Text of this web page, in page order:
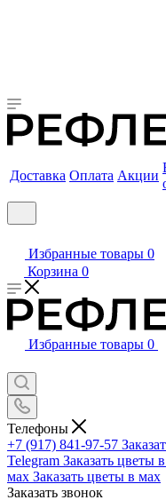
Доставка Оплата Акции
Избранные товары 0
Корзина 0
Избранные товары 0
Телефоны
+7 (917) 841-97-57
Telegram Заказать цветы
мах Заказать цветы в мах
Заказать звонок